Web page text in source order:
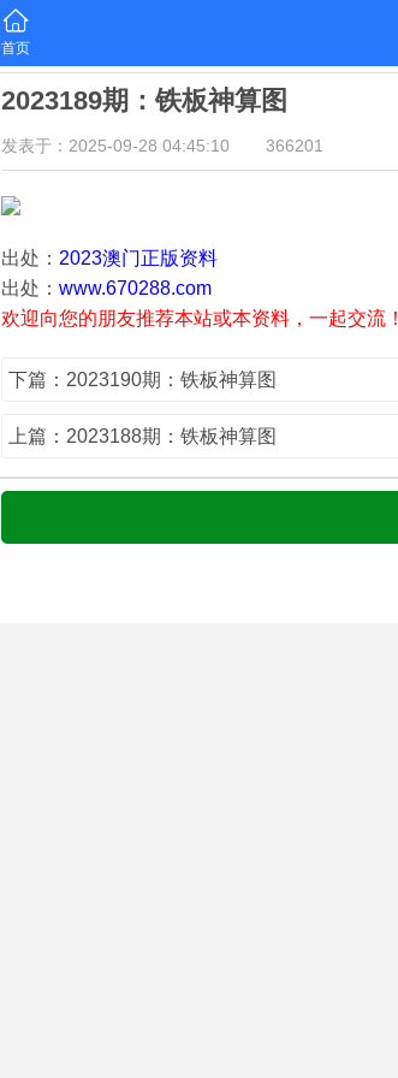
首页
2023189期：铁板神算图
发表于：2025-09-28 04:45:10 366201
出处： 2023澳门正版资料
出处： www.670288.com
欢迎向您的朋友推荐本站或本资料，一起交流！
下篇：2023190期：铁板神算图
上篇：2023188期：铁板神算图